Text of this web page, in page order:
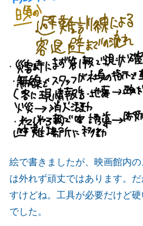
絵で書きましたが、映画館内
は外れず頑丈ではあります。
すけどね。工具が必要だけど
でした。